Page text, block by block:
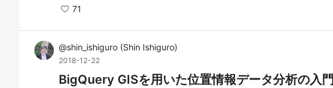
71
@shin_ishiguro (Shin Ishiguro)
2018-12-22
BigQuery GISを用いた位置情報データ分析の入門